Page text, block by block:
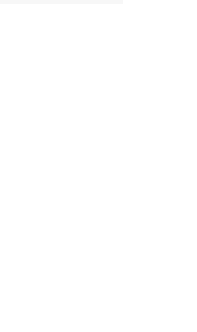
ンド、映画、キャラクタ
プアイコンと真摯に向き
ージな風合いを感じられ
での長さ（リブ含む）
を繰り返すことにより、